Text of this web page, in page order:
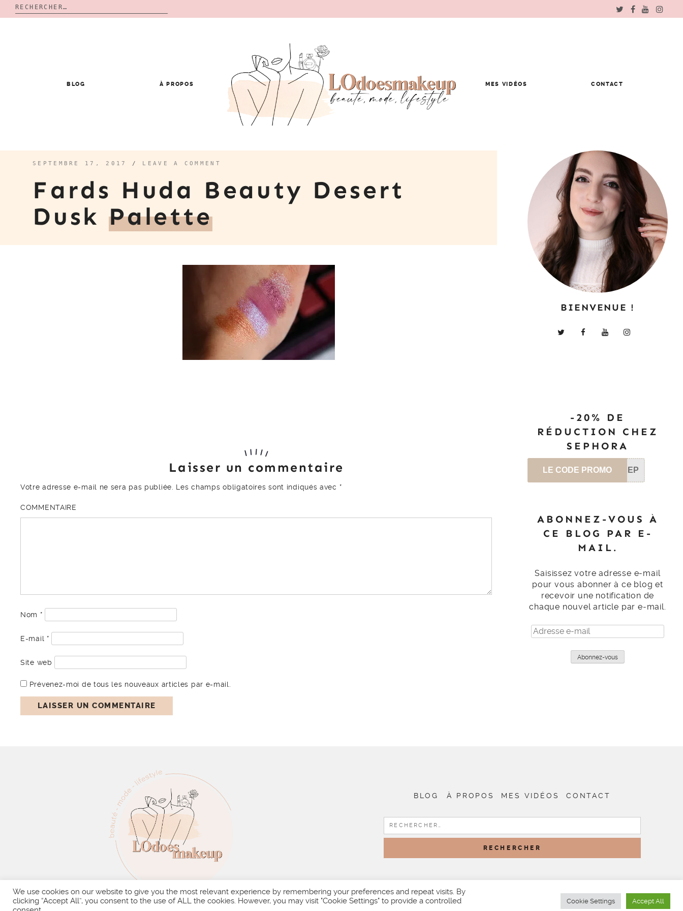
Rechercher :
BLOG À PROPOS MES VIDÉOS CONTACT
SEPTEMBRE 17, 2017 / LEAVE A COMMENT
Fards Huda Beauty Desert
Dusk Palette
Laisser un commentaire
Votre adresse e-mail ne sera pas publiée. Les champs obligatoires sont indiqués avec *
COMMENTAIRE
Nom *
E-mail *
Site web
Prévenez-moi de tous les nouveaux articles par e-mail.
BIENVENUE !
-20% DE
RÉDUCTION CHEZ
SEPHORA
LE CODE PROMO SEP
ABONNEZ-VOUS À
CE BLOG PAR E-
MAIL.
Saisissez votre adresse e-mail
pour vous abonner à ce blog et
recevoir une notification de
chaque nouvel article par e-mail.
Adresse
e-
Abonnez-vous
BLOG À PROPOS MES VIDÉOS CONTACT
RECHERCHER :
We use cookies on our website to give you the most relevant experience by remembering your preferences and repeat visits. By
clicking “Accept All”, you consent to the use of ALL the cookies. However, you may visit "Cookie Settings" to provide a controlled
Cookie Settings Accept All